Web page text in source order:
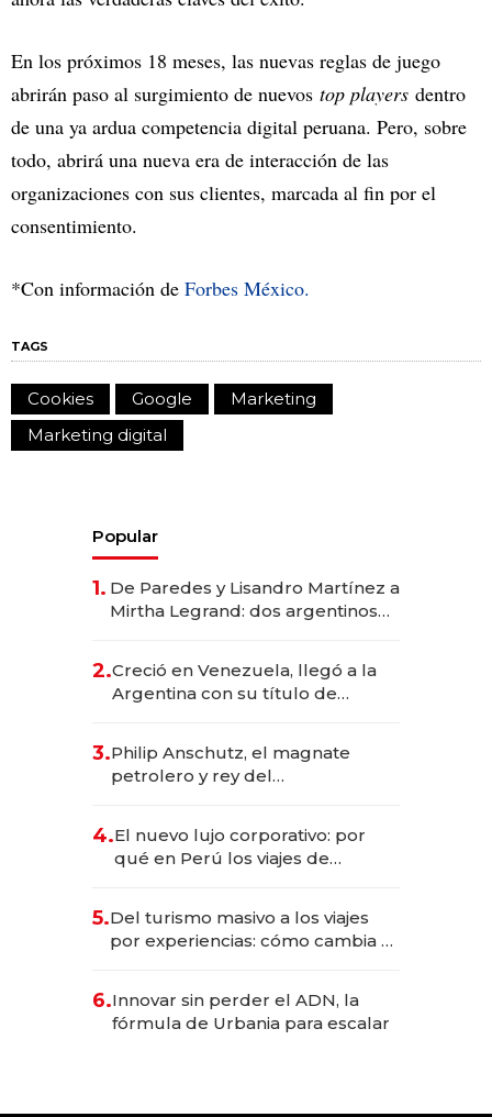
En los próximos 18 meses, las nuevas reglas de juego
abrirán paso al surgimiento de nuevos top players dentro
de una ya ardua competencia digital peruana. Pero, sobre
todo, abrirá una nueva era de interacción de las
organizaciones con sus clientes, marcada al fin por el
consentimiento.
*Con información de Forbes México.
TAGS
Cookies Google
Marketing
Marketing digital
Popular
1. De Paredes y Lisandro Martínez a
Mirtha Legrand: dos argentinos
2.Creció en Venezuela, llegó a la
Argentina con su título de
las marcas "fast premium"
3.Philip Anschutz, el magnate
petrolero y rey del
Fénix
4.El nuevo lujo corporativo: por
qué en Perú los viajes de
transformadoras
5.Del turismo masivo a los viajes
por experiencias: cómo cambia el
6.Innovar sin perder el ADN, la
fórmula de Urbania para escalar